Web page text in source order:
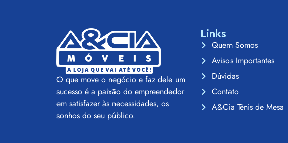
O que move o negócio e faz dele um
sucesso é a paixão do empreendedor
em satisfazer às necessidades, os
sonhos do seu público.
Links
Quem Somos
Avisos Importantes
Dúvidas
Contato
A&Cia Tênis de Mesa